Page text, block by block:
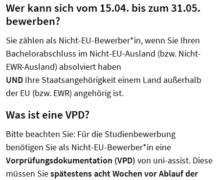
Wer kann sich vom 15.04. bis zum 31.05.
bewerben?
Sie zählen als Nicht-EU-Bewerber*in, wenn Sie Ihren
Bachelorabschluss im Nicht-EU-Ausland (bzw. Nicht-
EWR-Ausland) absolviert haben
UND Ihre Staatsangehörigkeit einem Land außerhalb
der EU (bzw. EWR) angehörig ist.
Was ist eine VPD?
Bitte beachten Sie: Für die Studienbewerbung
benötigen Sie als Nicht-EU-Bewerber*in eine
Vorprüfungsdokumentation (VPD) von uni-assist. Diese
müssen Siespätestens acht Wochen vor Ablauf der